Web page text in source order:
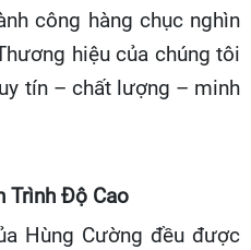
công hàng chục nghìn
hiệu của chúng tôi
tín – chất lượng – minh
Trình Độ Cao
Hùng Cường đều được